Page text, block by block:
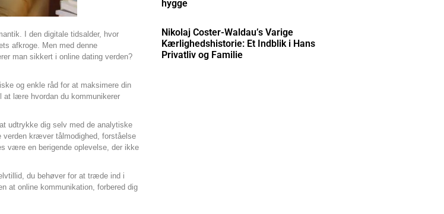
I den digitale tidsalder, hvor
afkroge. Men med denne
man sikkert i online dating verden?
og enkle råd for at maksimere din
at lære hvordan du kommunikerer
udtrykke dig selv med de analytiske
verden kræver tålmodighed, forståelse
være en berigende oplevelse, der ikke
du behøver for at træde ind i
at online kommunikation, forbered dig
hygge
Nikolaj Coster-Waldau’s Varige
Kærlighedshistorie: Et Indblik i Hans
Privatliv og Familie